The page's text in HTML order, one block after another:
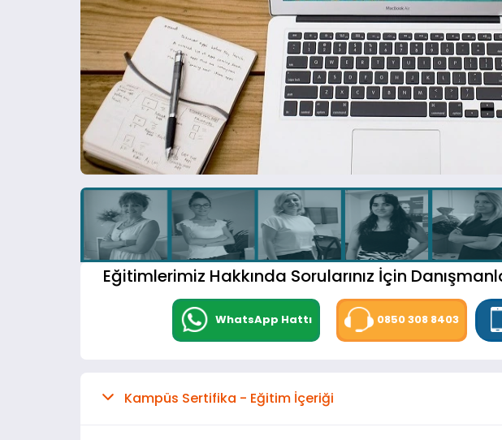
Eğitimlerimiz Hakkında Sorularınız İçin
WhatsApp Hattı 0850 308 8403
Kampüs Sertifika - Eğitim İçeriği